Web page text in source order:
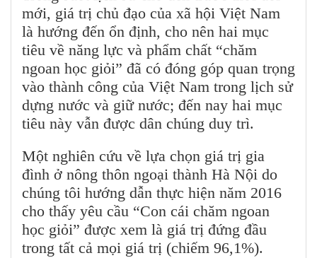
mới, giá trị chủ đạo của xã hội Việt Nam
là hướng đến ổn định, cho nên hai mục
tiêu về năng lực và phẩm chất “chăm
ngoan học giỏi” đã có đóng góp quan trọng
vào thành công của Việt Nam trong lịch sử
dựng nước và giữ nước; đến nay hai mục
tiêu này vẫn được dân chúng duy trì.
Một nghiên cứu về lựa chọn giá trị gia
đình ở nông thôn ngoại thành Hà Nội do
chúng tôi hướng dẫn thực hiện năm 2016
cho thấy yêu cầu “Con cái chăm ngoan
học giỏi” được xem là giá trị đứng đầu
trong tất cả mọi giá trị (chiếm 96,1%).